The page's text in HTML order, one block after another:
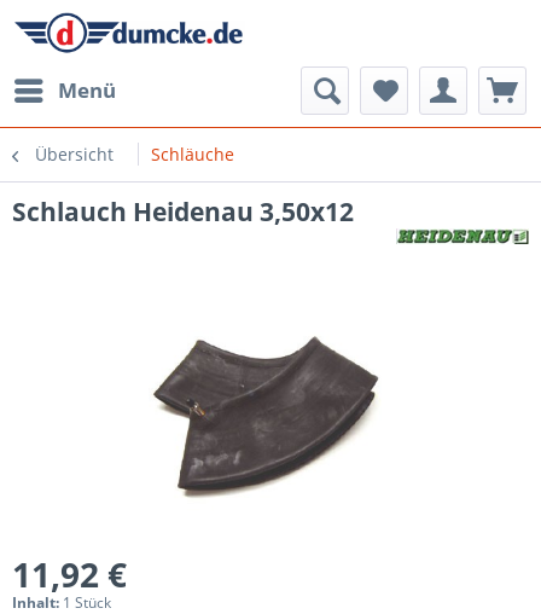
Menü
Übersicht Schläuche
Schlauch Heidenau 3,50x12
11,92 €
Inhalt: 1 Stück